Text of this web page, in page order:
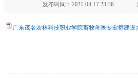
发布时间：2021-04-17 23:36
广东茂名农林科技职业学院畜牧兽医专业群建设